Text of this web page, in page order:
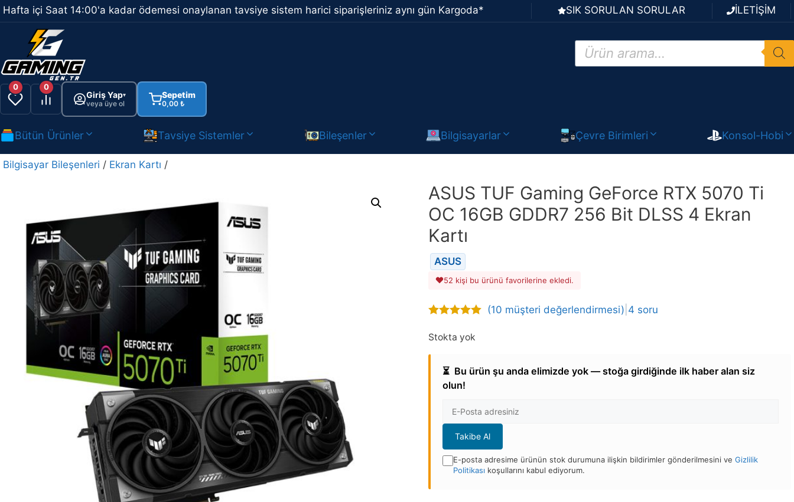
İçeriğe
atla
Hafta içi Saat 14:00'a kadar ödemesi onaylanan tavsiye sistem harici siparişleriniz aynı gün Kargoda* SIK SORULAN SORULAR İLETİŞİM
Products
search
0 0
Giriş Yap▾
veya üye ol
Sepetim
0,00 ₺
Bütün Ürünler Tavsiye Sistemler Bileşenler Bilgisayarlar Çevre Birimleri Konsol-Hobi
Bilgisayar Bileşenleri / Ekran Kartı /
ASUS TUF Gaming GeForce RTX 5070 Ti
OC 16GB GDDR7 256 Bit DLSS 4 Ekran
Kartı
ASUS
52 kişi bu ürünü favorilerine ekledi.
5
(10 müşteri değerlendirmesi) 4 soru
Stokta yok
⏳ Bu ürün şu anda elimizde yok — stoğa girdiğinde ilk haber alan siz
olun!
Adresi
Takibe Al
E-posta adresime ürünün stok durumuna ilişkin bildirimler gönderilmesini veGizlilik
Politikası koşullarını kabul ediyorum.